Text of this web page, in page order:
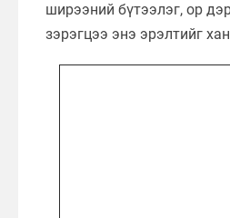
ширээний бүтээлэг, ор
зэрэгцээ энэ эрэлтийг